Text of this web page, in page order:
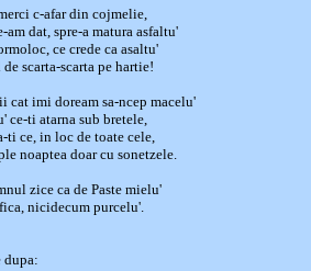
c-afar din cojmelie,
am dat, spre-a matura asfaltu'
ce crede ca asaltu'
scarta-scarta pe hartie!
cat imi doream sa-ncep macelu'
ce-ti atarna sub bretele,
ti ce, in loc de toate cele,
noaptea doar cu sonetzele.
zice ca de Paste mielu'
nicidecum purcelu'.
dupa: